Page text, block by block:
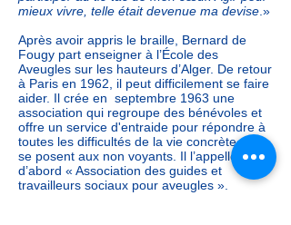
mieux vivre, telle était devenue ma devise .»
Après avoir appris le braille, Bernard de
Fougy part enseigner à l’École des
Aveugles sur les hauteurs d’Alger. De retour
à Paris en 1962, il peut difficilement se faire
aider. Il crée en septembre 1963 une
association qui regroupe des bénévoles et
offre un service d'entraide pour répondre à
toutes les difficultés de la vie concrète qui
se posent aux non voyants. Il l’appelle tout
d’abord « Association des guides et
travailleurs sociaux pour aveugles ».